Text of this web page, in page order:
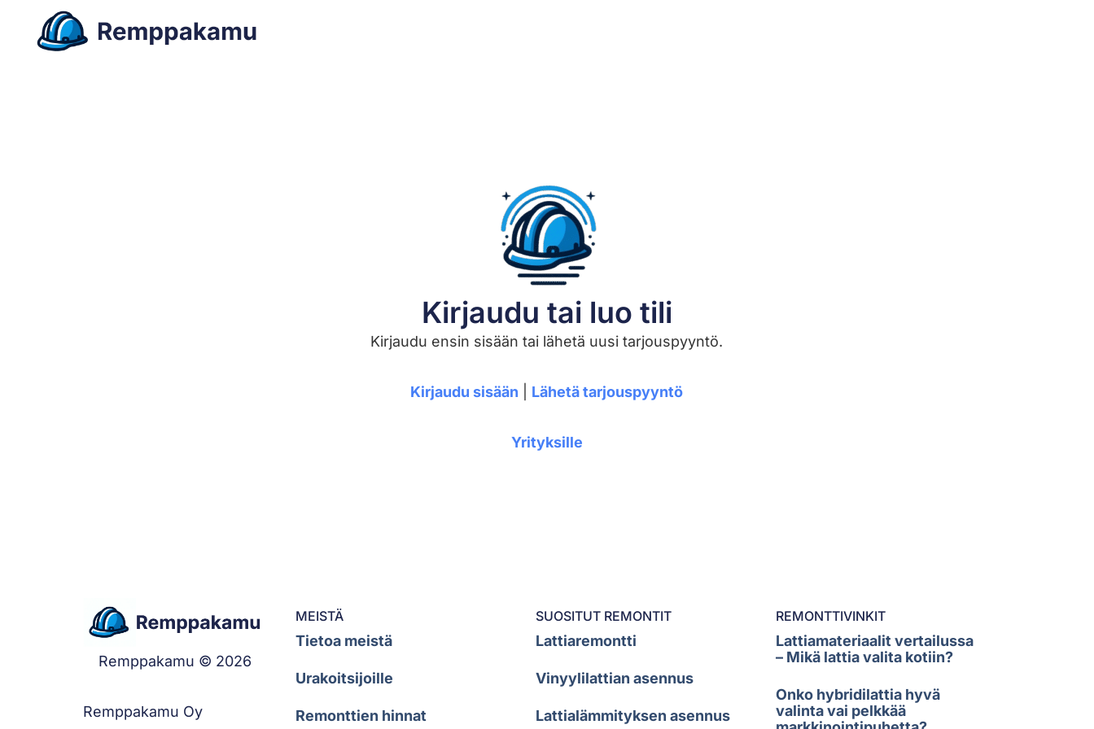
Kirjaudu tai luo tili
Kirjaudu ensin sisään tai lähetä uusi tarjouspyyntö.
Kirjaudu sisään Lähetä tarjouspyyntö
Yrityksille
Remppakamu © 2026
Remppakamu Oy
MEISTÄ
Tietoa meistä
Urakoitsijoille
Remonttien hinnat
SUOSITUT REMONTIT
Lattiaremontti
Vinyylilattian asennus
Lattialämmityksen asennus
REMONTTIVINKIT
Lattiamateriaalit vertailussa
– Mikä lattia valita kotiin?
Onko hybridilattia hyvä
valinta vai pelkkää